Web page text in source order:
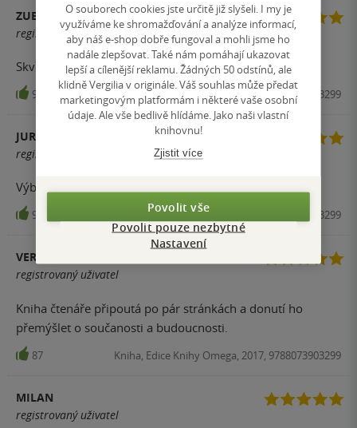
ZUBKOVÁ
registrovaný uživatel
Skvělá.ale skličující!
95 Kniha, Edice Knihy Omega, 2017, 9788073903299
JURAJ GRÍGEL
registrovaný uživatel
Výborná knížka
91 Kniha, Edice Knihy Omega, 2017, 9788073903299
VERONIKA VILDOVÁ
registrovaný uživatel
Kniha čtenáře připoutá po pár stránkách a donutí ho
přemýšlet o součanosti a budoucnosti.
87 Kniha, Edice Knihy Omega, 2017, 9788073903299
MILAN
registrovaný uživatel
O souborech cookies jste určitě již slyšeli. I my je
využíváme ke shromažďování a analýze informací,
aby náš e-shop dobře fungoval a mohli jsme ho
nadále zlepšovat. Také nám pomáhají ukazovat
lepší a cílenější reklamu. Žádných 50 odstínů, ale
klidně Vergilia v originále. Váš souhlas může předat
marketingovým platformám i některé vaše osobní
údaje. Ale vše bedlivě hlídáme. Jako naši vlastní
knihovnu!
Zjistit více
Povolit vše
Povolit pouze nezbytné
Nastavení